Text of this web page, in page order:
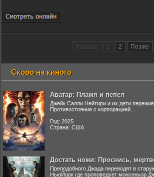
Раньше 2 Позже
Скоро на киного
Аватар: Пламя и пепел
Джейк Салли Нейтири и их дети
Противостояние с корпорацией...
Год: 2025
Страна: США
Достать ножи: Проснись,
Преподобного Джада переводят в
НьюЙорк где проповедует монсеньор